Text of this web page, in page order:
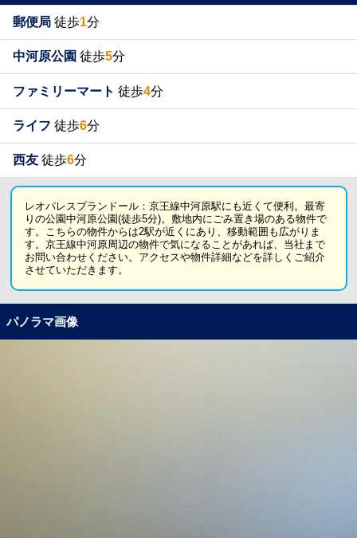
郵便局 徒歩1分
中河原公園 徒歩5分
ファミリーマート 徒歩4分
ライフ 徒歩6分
西友 徒歩6分
レオパレスプランドール：京王線中河原駅にも近くて便利。最寄
りの公園中河原公園(徒歩5分)。敷地内にごみ置き場のある物件で
す。こちらの物件からは2駅が近くにあり、移動範囲も広がりま
す。京王線中河原周辺の物件で気になることがあれば、当社まで
お問い合わせください。アクセスや物件詳細などを詳しくご紹介
させていただきます。
パノラマ画像